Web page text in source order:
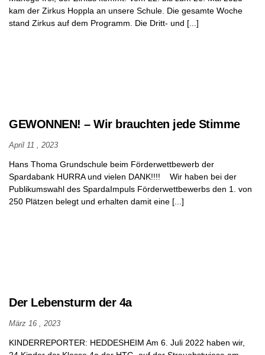
kam der Zirkus Hoppla an unsere Schule. Die gesamte Woche
stand Zirkus auf dem Programm. Die Dritt- und [...]
GEWONNEN! – Wir brauchten jede Stimme
April 11 , 2023
Hans Thoma Grundschule beim Förderwettbewerb der
Spardabank HURRA und vielen DANK!!!! Wir haben bei der
Publikumswahl des SpardaImpuls Förderwettbewerbs den 1. von
250 Plätzen belegt und erhalten damit eine [...]
Der Lebensturm der 4a
März 16 , 2023
KINDERREPORTER: HEDDESHEIM Am 6. Juli 2022 haben wir,